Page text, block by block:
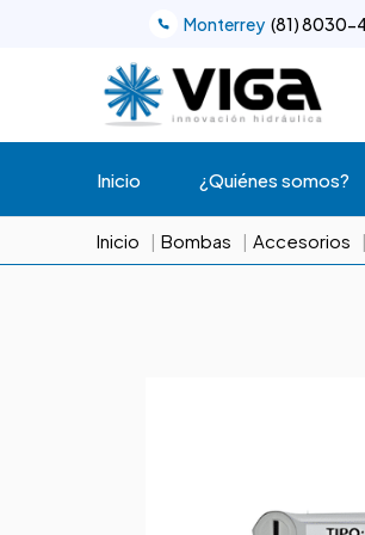
Monterrey (81) 8030-
Inicio ¿Quiénes somos?
Inicio Bombas Accesorios